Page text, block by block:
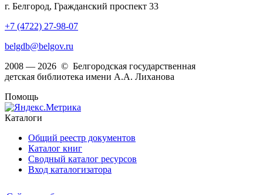
г. Белгород, Гражданский проспект 33
+7 (4722) 27-98-07
belgdb@belgov.ru
2008 — 2026 © Белгородская государственная
детская библиотека имени А.А. Лиханова
Помощь
Каталоги
Общий реестр документов
Каталог книг
Сводный каталог ресурсов
Вход каталогизатора